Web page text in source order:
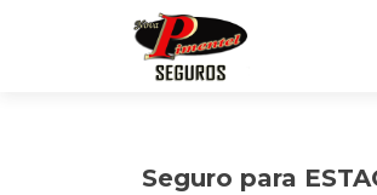
Seguro para